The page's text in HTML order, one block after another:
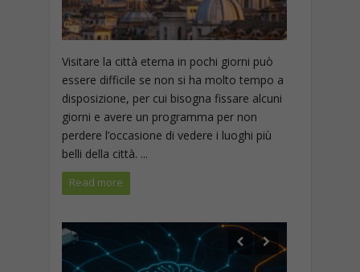
Visitare la città eterna in pochi giorni può
essere difficile se non si ha molto tempo a
disposizione, per cui bisogna fissare alcuni
giorni e avere un programma per non
perdere l’occasione di vedere i luoghi più
belli della città. ...
Read more